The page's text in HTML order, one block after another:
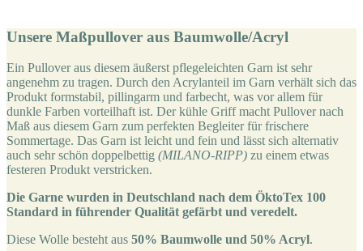
Unsere Maßpullover aus Baumwolle/Acryl
Ein Pullover aus diesem äußerst pflegeleichten Garn ist sehr
angenehm zu tragen. Durch den Acrylanteil im Garn verhält sich das
Produkt formstabil, pillingarm und farbecht, was vor allem für
dunkle Farben vorteilhaft ist. Der kühle Griff macht Pullover nach
Maß aus diesem Garn zum perfekten Begleiter für frischere
Sommertage. Das Garn ist leicht und fein und lässt sich alternativ
auch sehr schön doppelbettig (MILANO-RIPP) zu einem etwas
festeren Produkt verstricken.
Die Garne wurden in Deutschland nach dem ÖktoTex 100
Standard in führender Qualität gefärbt und veredelt.
Diese Wolle besteht aus 50% Baumwolle und 50% Acryl.